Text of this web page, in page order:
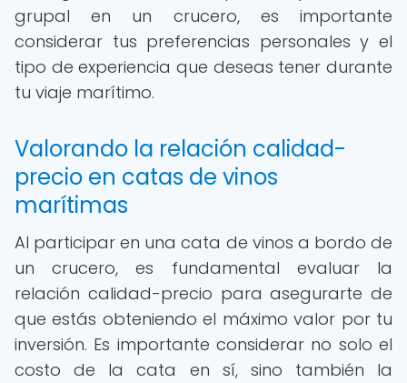
grupal en un crucero, es importante
considerar tus preferencias personales y el
tipo de experiencia que deseas tener durante
tu viaje marítimo.
Valorando la relación calidad-
precio en catas de vinos
marítimas
Al participar en una cata de vinos a bordo de
un crucero, es fundamental evaluar la
relación calidad-precio para asegurarte de
que estás obteniendo el máximo valor por tu
inversión. Es importante considerar no solo el
costo de la cata en sí, sino también la